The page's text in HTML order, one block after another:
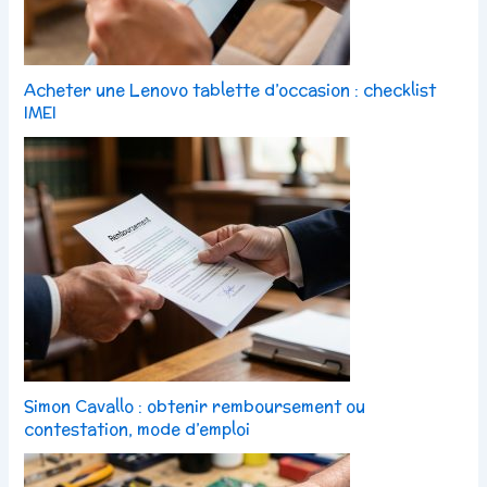
Acheter une Lenovo tablette d’occasion : checklist
IMEI
Simon Cavallo : obtenir remboursement ou
contestation, mode d’emploi